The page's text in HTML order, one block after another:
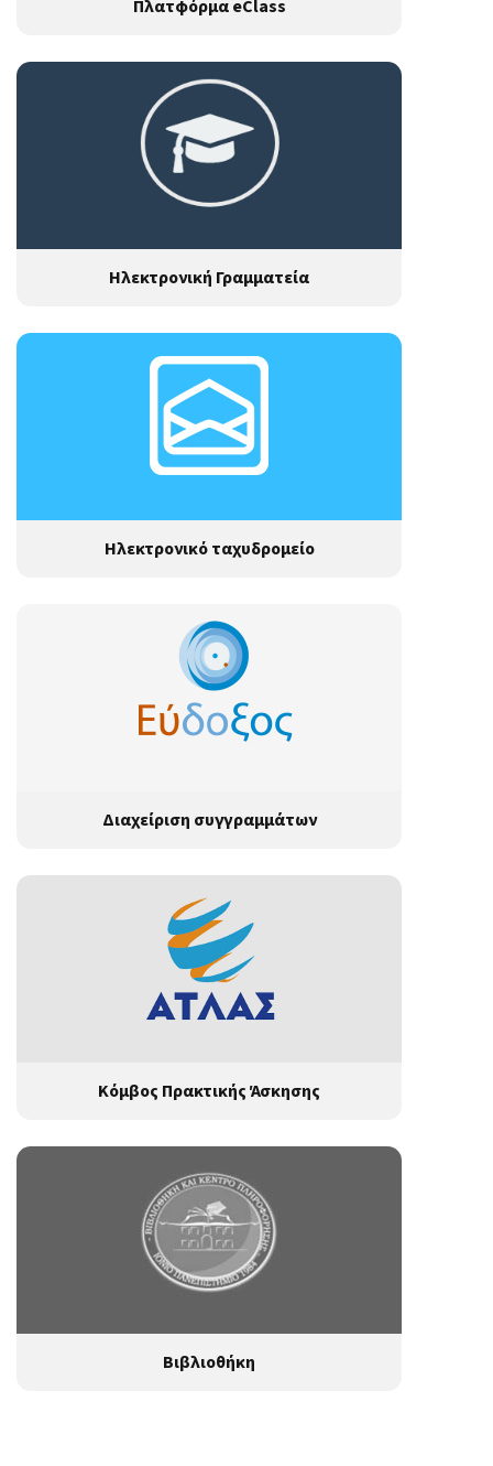
Πλατφόρμα eClass
Ηλεκτρονική Γραμματεία
Ηλεκτρονικό ταχυδρομείο
Διαχείριση συγγραμμάτων
Κόμβος Πρακτικής Άσκησης
Βιβλιοθήκη